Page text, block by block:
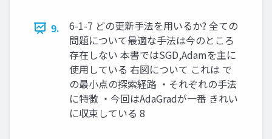
9.
6-1-7 どの更新手法を用いるか? 全ての
問題について最適な手法は今のところ
存在しない 本書ではSGD,Adamを主に
使用している 右図について これは で
の最小点の探索経路 ・それぞれの手法
に特徴 ・今回はAdaGradが一番 きれい
に収束している 8